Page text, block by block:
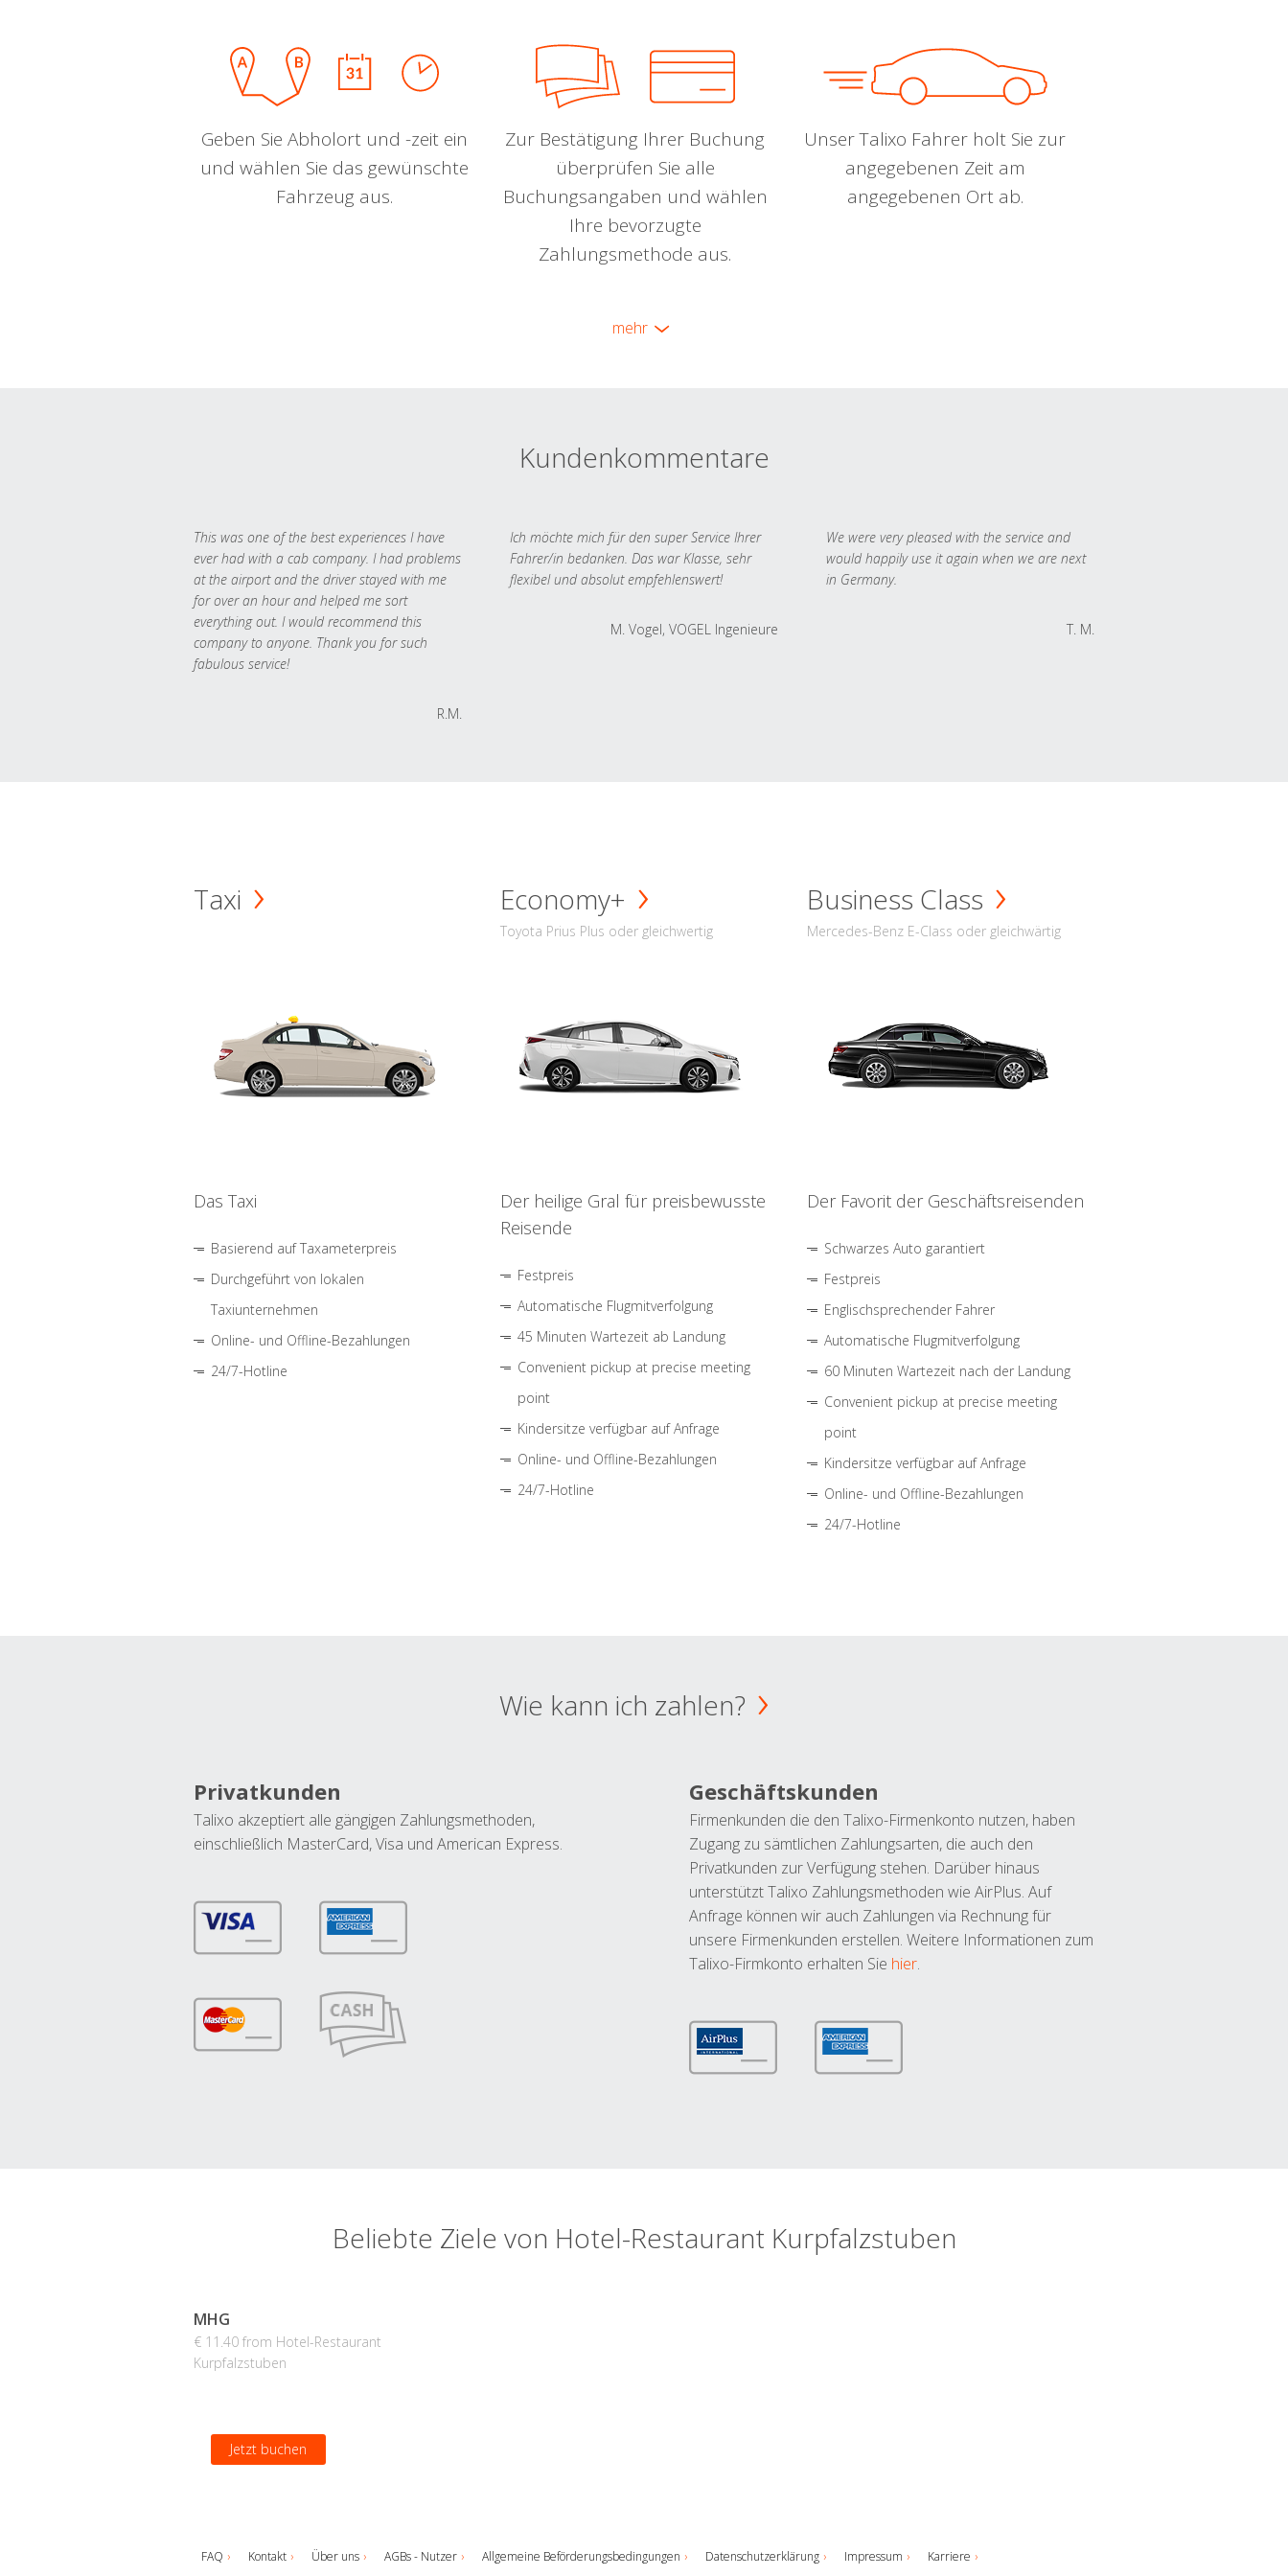
Geben Sie Abholort und -zeit ein
und wählen Sie das gewünschte
Fahrzeug aus.
Zur Bestätigung Ihrer Buchung
überprüfen Sie alle
Buchungsangaben und wählen
Ihre bevorzugte
Zahlungsmethode aus.
Unser Talixo Fahrer holt Sie zur
angegebenen Zeit am
angegebenen Ort ab.
mehr
Kundenkommentare
This was one of the best experiences I have
ever had with a cab company. I had problems
at the airport and the driver stayed with me
for over an hour and helped me sort
everything out. I would recommend this
company to anyone. Thank you for such
fabulous service!
R.M.
Ich möchte mich für den super Service Ihrer
Fahrer/in bedanken. Das war Klasse, sehr
flexibel und absolut empfehlenswert!
M. Vogel, VOGEL Ingenieure
We were very pleased with the service and
would happily use it again when we are next
in Germany.
T. M.
Taxi
Das Taxi
Basierend auf Taxameterpreis
Durchgeführt von lokalen
Taxiunternehmen
Online- und Offline-Bezahlungen
24/7-Hotline
Economy+
Toyota Prius Plus oder gleichwertig
Der heilige Gral für preisbewusste
Reisende
Festpreis
Automatische Flugmitverfolgung
45 Minuten Wartezeit ab Landung
Convenient pickup at precise meeting
point
Kindersitze verfügbar auf Anfrage
Online- und Offline-Bezahlungen
24/7-Hotline
Business Class
Mercedes-Benz E-Class oder gleichwärtig
Der Favorit der Geschäftsreisenden
Schwarzes Auto garantiert
Festpreis
Englischsprechender Fahrer
Automatische Flugmitverfolgung
60 Minuten Wartezeit nach der Landung
Convenient pickup at precise meeting
point
Kindersitze verfügbar auf Anfrage
Online- und Offline-Bezahlungen
24/7-Hotline
Wie kann ich zahlen?
Privatkunden
Talixo akzeptiert alle gängigen Zahlungsmethoden,
einschließlich MasterCard, Visa und American Express.
Geschäftskunden
Firmenkunden die den Talixo-Firmenkonto nutzen, haben
Zugang zu sämtlichen Zahlungsarten, die auch den
Privatkunden zur Verfügung stehen. Darüber hinaus
unterstützt Talixo Zahlungsmethoden wie AirPlus. Auf
Anfrage können wir auch Zahlungen via Rechnung für
unsere Firmenkunden erstellen. Weitere Informationen zum
Talixo-Firmkonto erhalten Sie hier.
Beliebte Ziele von Hotel-Restaurant Kurpfalzstuben
MHG
€ 11.40 from Hotel-Restaurant
Kurpfalzstuben
Jetzt buchen
FAQ Kontakt Über uns AGBs - Nutzer Allgemeine Beförderungsbedingungen Datenschutzerklärung Impressum Karriere